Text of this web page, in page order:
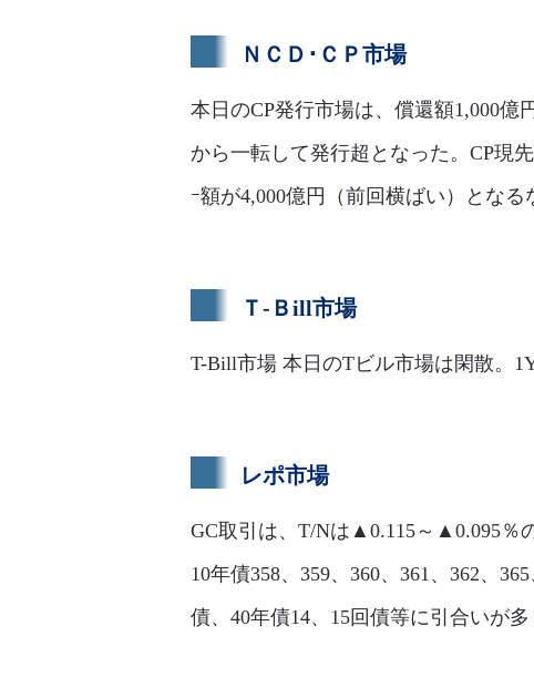
ＮＣＤ･ＣＰ市場
本日のCP発行市場は、償還額1,000
から一転して発行超となった。CP現
ｰ額が4,000億円（前回横ばい）となる
Ｔ-Ｂill市場
T-Bill市場 本日のTビル市場は閑散。
レポ市場
GC取引は、T/Nは▲0.115～▲0.095％
10年債358、359、360、361、362、
債、40年債14、15回債等に引合いが多